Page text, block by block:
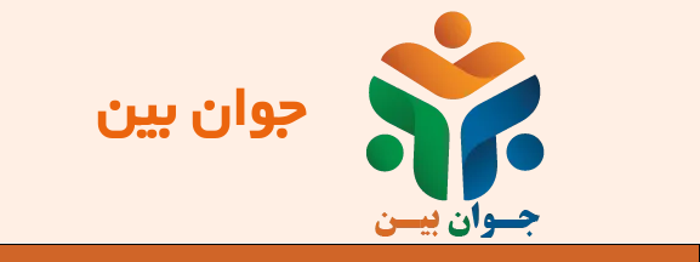
جوان بین